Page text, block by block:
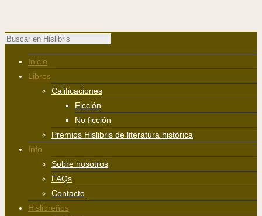
Inicio
Libros
Calificaciones
Ficción
No ficción
Premios Hislibris de literatura histórica
Info
Sobre nosotros
FAQs
Contacto
Hislibreños